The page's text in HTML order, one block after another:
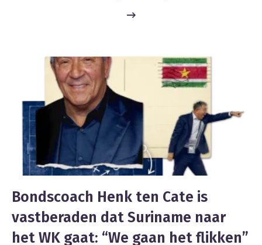
Bondscoach Henk ten Cate is
vastberaden dat Suriname naar
het WK gaat: “We gaan het flikken”